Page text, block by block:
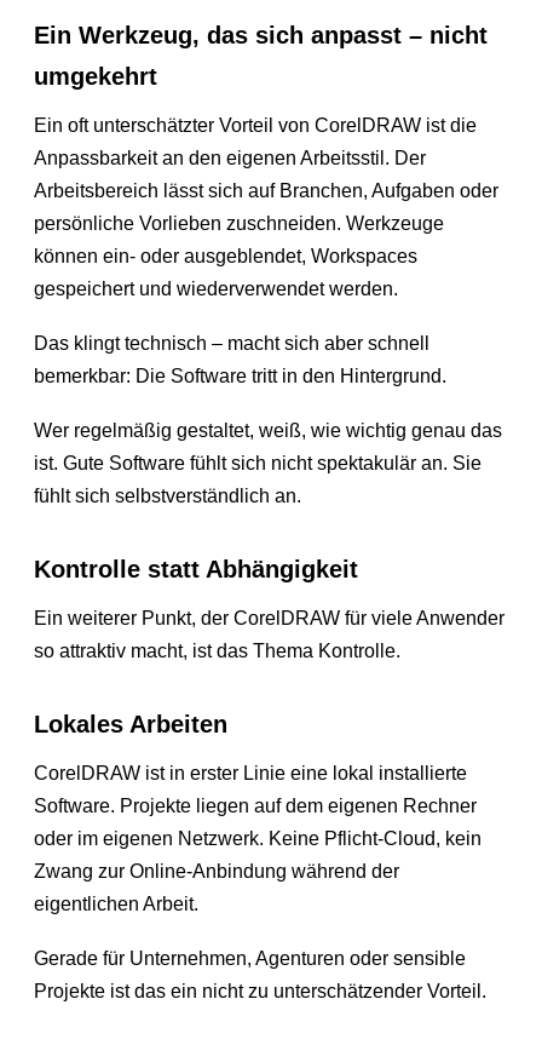
Ein Werkzeug, das sich anpasst – nicht
umgekehrt
Ein oft unterschätzter Vorteil von CorelDRAW ist die
Anpassbarkeit an den eigenen Arbeitsstil. Der
Arbeitsbereich lässt sich auf Branchen, Aufgaben oder
persönliche Vorlieben zuschneiden. Werkzeuge
können ein- oder ausgeblendet, Workspaces
gespeichert und wiederverwendet werden.
Das klingt technisch – macht sich aber schnell
bemerkbar: Die Software tritt in den Hintergrund.
Wer regelmäßig gestaltet, weiß, wie wichtig genau das
ist. Gute Software fühlt sich nicht spektakulär an. Sie
fühlt sich selbstverständlich an.
Kontrolle statt Abhängigkeit
Ein weiterer Punkt, der CorelDRAW für viele Anwender
so attraktiv macht, ist das Thema Kontrolle.
Lokales Arbeiten
CorelDRAW ist in erster Linie eine lokal installierte
Software. Projekte liegen auf dem eigenen Rechner
oder im eigenen Netzwerk. Keine Pflicht-Cloud, kein
Zwang zur Online-Anbindung während der
eigentlichen Arbeit.
Gerade für Unternehmen, Agenturen oder sensible
Projekte ist das ein nicht zu unterschätzender Vorteil.